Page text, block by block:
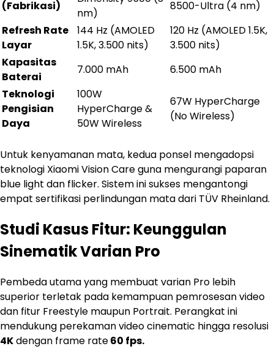
(Fabrikasi)
nm)
8500-Ultra (4 nm)
Refresh Rate
Layar
144 Hz (AMOLED
1.5K, 3.500 nits)
120 Hz (AMOLED 1.5K,
3.500 nits)
Kapasitas
Baterai
7.000 mAh
6.500 mAh
Teknologi
Pengisian
Daya
100W
HyperCharge &
50W Wireless
67W HyperCharge
(No Wireless)
Untuk kenyamanan mata, kedua ponsel mengadopsi
teknologi Xiaomi Vision Care guna mengurangi paparan
blue light dan flicker. Sistem ini sukses mengantongi
empat sertifikasi perlindungan mata dari TÜV Rheinland.
Studi Kasus Fitur: Keunggulan
Sinematik Varian Pro
Pembeda utama yang membuat varian Pro lebih
superior terletak pada kemampuan pemrosesan video
dan fitur Freestyle maupun Portrait. Perangkat ini
mendukung perekaman video cinematic hingga resolusi
4Kdengan frame rate60 fps.